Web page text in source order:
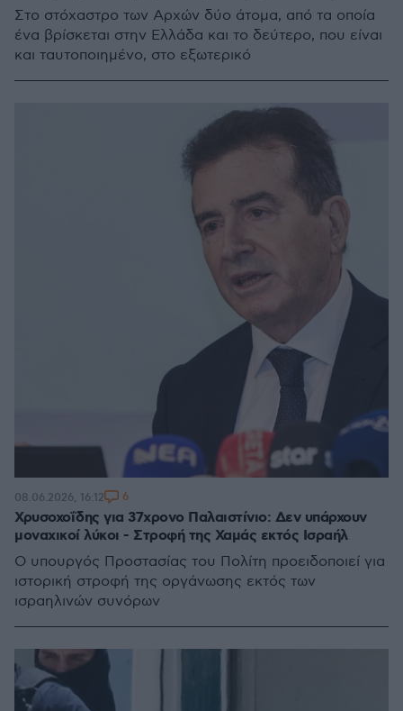
Στο στόχαστρο των Αρχών δύο άτομα, από τα οποία
ένα βρίσκεται στην Ελλάδα και το δεύτερο, που είναι
και ταυτοποιημένο, στο εξωτερικό
Χρυσοχοΐδης για 37χρονο Παλαιστίνιο: Δεν υπάρχουν
μοναχικοί λύκοι - Στροφή της Χαμάς εκτός Ισραήλ
Ο υπουργός Προστασίας του Πολίτη προειδοποιεί για
ιστορική στροφή της οργάνωσης εκτός των
ισραηλινών συνόρων
08.06.2026, 16:12 6